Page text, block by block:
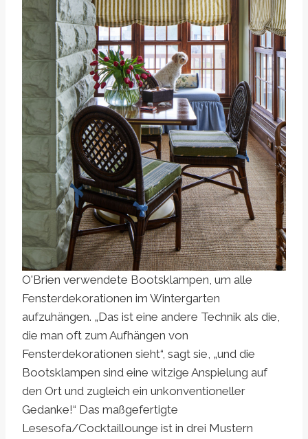
O'Brien verwendete Bootsklampen, um alle
Fensterdekorationen im Wintergarten
aufzuhängen. „Das ist eine andere Technik als die,
die man oft zum Aufhängen von
Fensterdekorationen sieht“, sagt sie, „und die
Bootsklampen sind eine witzige Anspielung auf
den Ort und zugleich ein unkonventioneller
Gedanke!“ Das maßgefertigte
Lesesofa/Cocktaillounge ist in drei Mustern